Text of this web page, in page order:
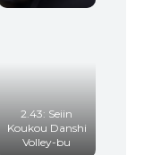
2.43: Seiin
Koukou Danshi
Volley-bu